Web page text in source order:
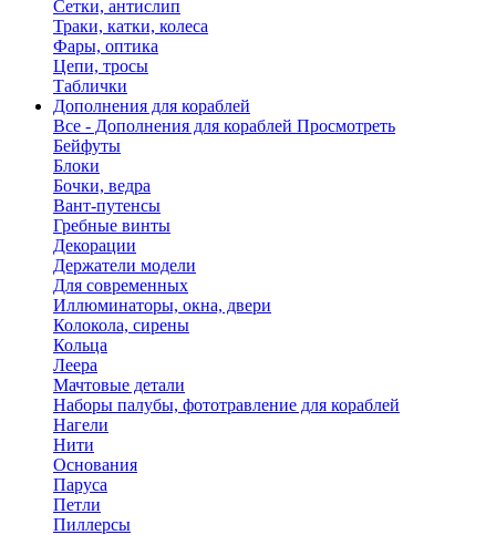
Сетки, антислип
Траки, катки, колеса
Фары, оптика
Цепи, тросы
Таблички
Дополнения для кораблей
Все - Дополнения для кораблей Просмотреть
Бейфуты
Блоки
Бочки, ведра
Вант-путенсы
Гребные винты
Декорации
Держатели модели
Для современных
Иллюминаторы, окна, двери
Колокола, сирены
Кольца
Леера
Мачтовые детали
Наборы палубы, фототравление для кораблей
Нагели
Нити
Основания
Паруса
Петли
Пиллерсы